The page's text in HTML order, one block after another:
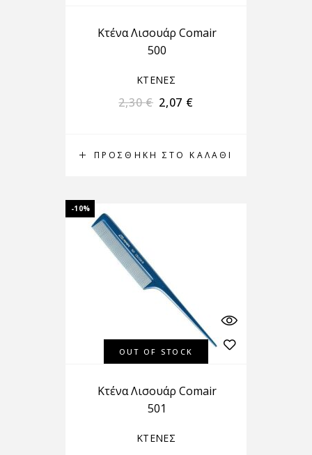
ΠΡΟΣΘΉΚΗ ΣΤΟ ΚΑΛΆΘΙ
Κτένα Λισουάρ Comair
500
ΚΤΕΝΕΣ
2,30€ 2,07 €
-10%
OUT OF STOCK
Κτένα Λισουάρ Comair
501
ΚΤΕΝΕΣ